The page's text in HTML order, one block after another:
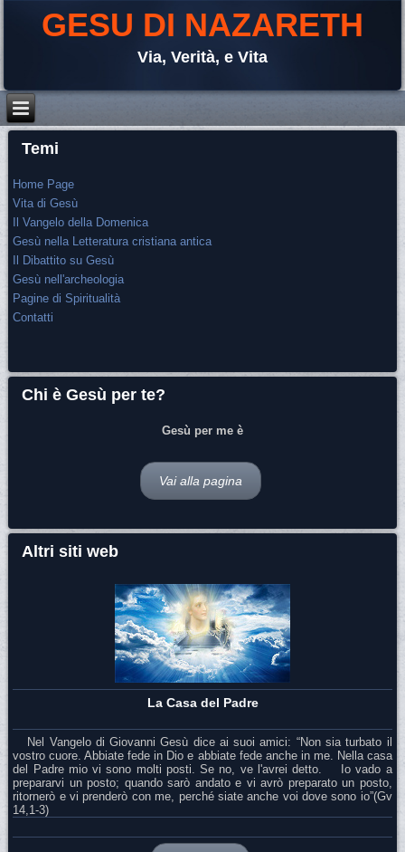
GESU DI NAZARETH
Via, Verità, e Vita
Temi
Home Page
Vita di Gesù
Il Vangelo della Domenica
Gesù nella Letteratura cristiana antica
Il Dibattito su Gesù
Gesù nell'archeologia
Pagine di Spiritualità
Contatti
Chi è Gesù per te?
Gesù per me è
Vai alla pagina
Altri siti web
La Casa del Padre
Nel Vangelo di Giovanni Gesù dice ai suoi amici: “Non sia turbato il
vostro cuore. Abbiate fede in Dio e abbiate fede anche in me. Nella casa
del Padre mio vi sono molti posti. Se no, ve l'avrei detto. Io vado a
prepararvi un posto; quando sarò andato e vi avrò preparato un posto,
ritornerò e vi prenderò con me, perché siate anche voi dove sono io”(Gv
14,1-3)